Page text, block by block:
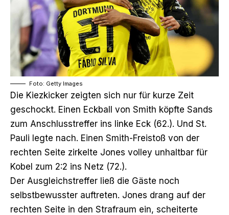
Foto: Getty Images
Die Kiezkicker zeigten sich nur für kurze Zeit
geschockt. Einen Eckball von Smith köpfte Sands
zum Anschlusstreffer ins linke Eck (62.). Und St.
Pauli legte nach. Einen Smith-Freistoß von der
rechten Seite zirkelte Jones volley unhaltbar für
Kobel zum 2:2 ins Netz (72.).
Der Ausgleichstreffer ließ die Gäste noch
selbstbewusster auftreten. Jones drang auf der
rechten Seite in den Strafraum ein, scheiterte